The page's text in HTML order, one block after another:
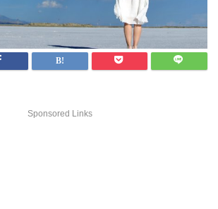
Sponsored Links